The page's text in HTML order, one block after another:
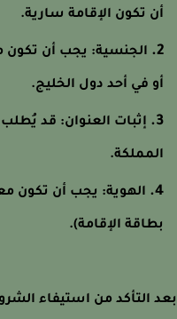
تكون الإقامة سارية.
الجنسية: يجب أن تكون
في أحد دول الخليج.
إثبات العنوان: قد يُطلب
الهوية: يجب أن تكون
الإقامة).
التأكد من استيفاء